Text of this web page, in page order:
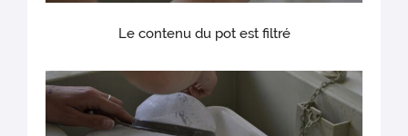
Le contenu du pot est filtré